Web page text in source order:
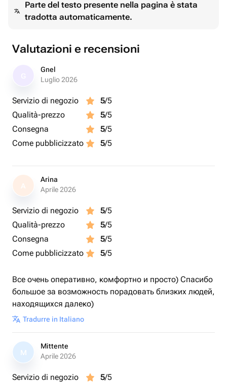
Parte del testo presente nella pagina è stata
tradotta automaticamente.
Valutazioni e recensioni
Gnel
Luglio 2026
Servizio di negozio 5/5
Qualità-prezzo
5/5
Consegna
5/5
Come pubblicizzato
5/5
A
Arina
Aprile 2026
Servizio di negozio 5/5
Qualità-prezzo
5/5
Consegna
5/5
Come pubblicizzato
5/5
Все очень оперативно, комфортно и просто) Спасибо
большое за возможность порадовать близких людей,
находящихся далеко)
Tradurre in Italiano
M
Mittente
Aprile 2026
Servizio di negozio 5/5